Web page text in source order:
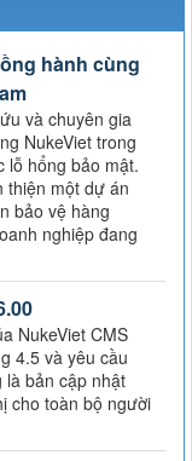
hành cùng
và chuyên gia
NukeViet trong
lỗ hổng bảo mật.
thiện một dự án
bảo vệ hàng
nghiệp đang
NukeViet CMS
4.5 và yêu cầu
là bản cập nhật
cho toàn bộ người